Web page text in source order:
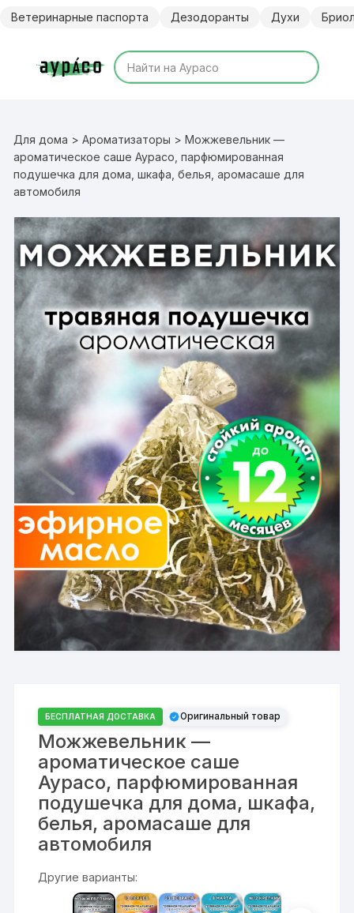
Ветеринарные паспорта Дезодоранты Духи
Для дома >Ароматизаторы > Можжевельник —
ароматическое саше Аурасо, парфюмированная
подушечка для дома, шкафа, белья, аромасаше для
автомобиля
БЕСПЛАТНАЯ ДОСТАВКА Оригинальный товар
Можжевельник —
ароматическое саше
Аурасо, парфюмированная
подушечка для дома, шкафа,
белья, аромасаше для
автомобиля
Другие варианты: